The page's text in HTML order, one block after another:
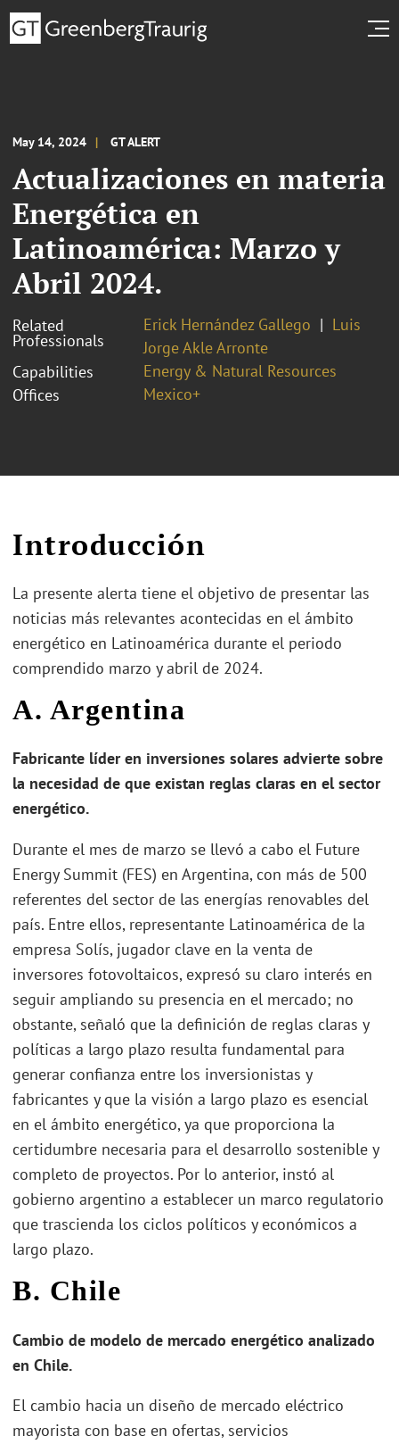
May 14, 2024 GT ALERT
Actualizaciones en materia
Energética en
Latinoamérica: Marzo y
Abril 2024.
Related
Professionals
Erick Hernández Gallego
Luis
Jorge Akle Arronte
Capabilities
Energy & Natural Resources
Offices
Mexico+
Introducción
La presente alerta tiene el objetivo de presentar las
noticias más relevantes acontecidas en el ámbito
energético en Latinoamérica durante el periodo
comprendido marzo y abril de 2024.
A. Argentina
Fabricante líder en inversiones solares advierte sobre
la necesidad de que existan reglas claras en el sector
energético.
Durante el mes de marzo se llevó a cabo el Future
Energy Summit (FES) en Argentina, con más de 500
referentes del sector de las energías renovables del
país. Entre ellos, representante Latinoamérica de la
empresa Solís, jugador clave en la venta de
inversores fotovoltaicos, expresó su claro interés en
seguir ampliando su presencia en el mercado; no
obstante, señaló que la definición de reglas claras y
políticas a largo plazo resulta fundamental para
generar confianza entre los inversionistas y
fabricantes y que la visión a largo plazo es esencial
en el ámbito energético, ya que proporciona la
certidumbre necesaria para el desarrollo sostenible y
completo de proyectos. Por lo anterior, instó al
gobierno argentino a establecer un marco regulatorio
que trascienda los ciclos políticos y económicos a
largo plazo.
B. Chile
Cambio de modelo de mercado energético analizado
en Chile.
El cambio hacia un diseño de mercado eléctrico
mayorista con base en ofertas, servicios